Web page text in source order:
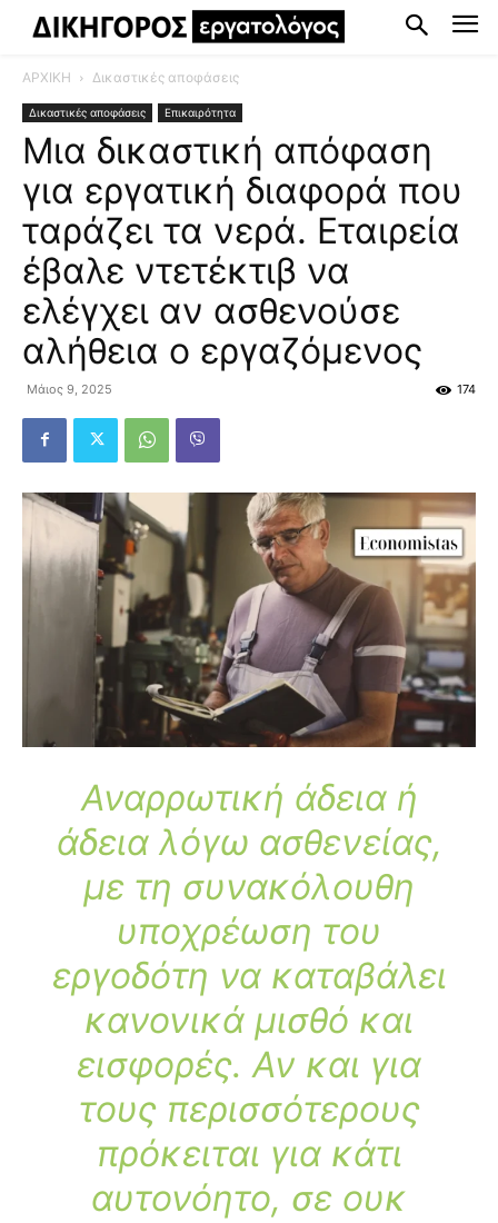
ΑΡΧΙΚΗ Δικαστικές αποφάσεις
Δικαστικές αποφάσεις Επικαιρότητα
Μια δικαστική απόφαση
για εργατική διαφορά που
ταράζει τα νερά. Εταιρεία
έβαλε ντετέκτιβ να
ελέγχει αν ασθενούσε
αλήθεια ο εργαζόμενος
Μάιος 9, 2025 174
Αναρρωτική άδεια ή
άδεια λόγω ασθενείας,
με τη συνακόλουθη
υποχρέωση του
εργοδότη να καταβάλει
κανονικά μισθό και
εισφορές.Αν και για
τους περισσότερους
πρόκειται για κάτι
αυτονόητο, σε ουκ